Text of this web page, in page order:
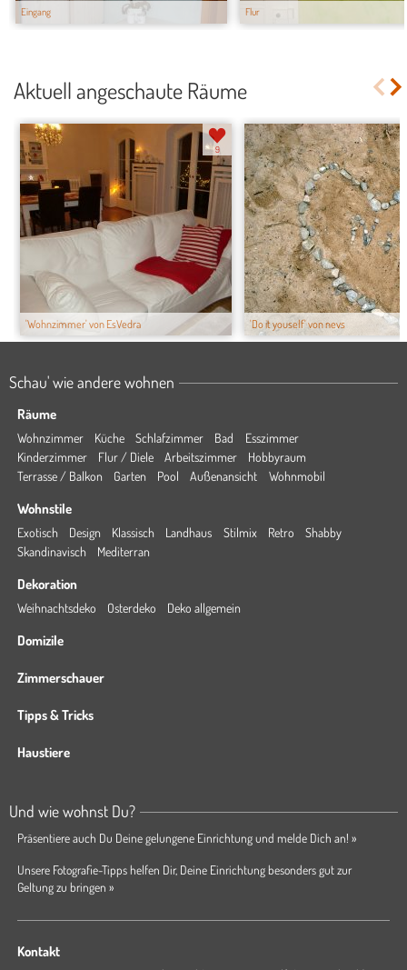
Eingang Flur
Aktuell angeschaute Räume
'Wohnzimmer' von EsVedra
9
'Do it youself' von nevs
Schau' wie andere wohnen
Räume
Wohnzimmer Küche Schlafzimmer Bad
Esszimmer
Kinderzimmer
Flur / Diele Arbeitszimmer
Hobbyraum
Terrasse / Balkon
Garten Pool Außenansicht Wohnmobil
Wohnstile
Exotisch Design Klassisch Landhaus Stilmix Retro
Shabby
Skandinavisch
Mediterran
Dekoration
Weihnachtsdeko Osterdeko Deko allgemein
Domizile
Zimmerschauer
Tipps & Tricks
Haustiere
Und wie wohnst Du?
Präsentiere auch Du Deine gelungene Einrichtung und melde Dich an! »
Unsere Fotografie-Tipps helfen Dir, Deine Einrichtung besonders gut zur
Geltung zu bringen »
Kontakt